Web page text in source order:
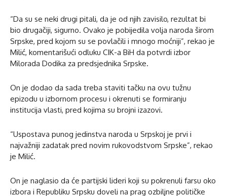
“Da su se neki drugi pitali, da je od njih zavisilo, rezultat bi
bio drugačiji, sigurno. Ovako je pobijedila volja naroda širom
Srpske, pred kojom su se povlačili i mnogo moćniji”, rekao je
Milić, komentarišući odluku CIK-a BiH da potvrdi izbor
Milorada Dodika za predsjednika Srpske.
On je dodao da sada treba staviti tačku na ovu tužnu
epizodu u izbornom procesu i okrenuti se formiranju
institucija vlasti, pred kojima su brojni izazovi.
“Uspostava punog jedinstva naroda u Srpskoj je prvi i
najvažniji zadatak pred novim rukovodstvom Srpske”, rekao
je Milić.
On je naglasio da će partijski lideri koji su pokrenuli farsu oko
izbora i Republiku Srpsku doveli na prag ozbiljne političke